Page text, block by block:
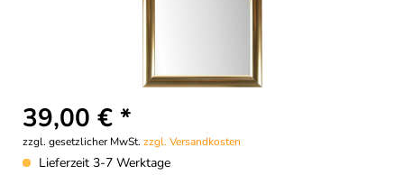
39,00 € *
zzgl. gesetzlicher MwSt. zzgl. Versandkosten
Lieferzeit 3-7 Werktage